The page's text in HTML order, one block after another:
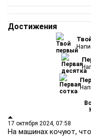
Достижения
17 октября 2024, 07:58
На машинах кочуют,